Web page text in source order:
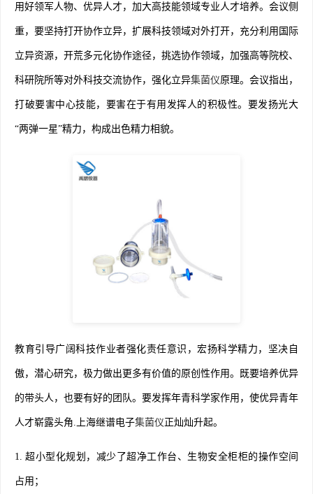
用好领军人物、优异人才，加大高技能领域专业人才培养。会议侧
重，要坚持打开协作立异，扩展科技领域对外打开，充分利用国际
立异资源，开荒多元化协作途径，挑选协作领域，加强高等院校、
科研院所等对外科技交流协作，强化立异集菌仪原理。会议指出，
打破要害中心技能，要害在于有用发挥人的积极性。要发扬光大
“两弹一星”精力，构成出色精力相貌。
教育引导广阔科技作业者强化责任意识，宏扬科学精力，坚决自
傲，潜心研究，极力做出更多有价值的原创性作用。既要培养优异
的带头人，也要有好的团队。要发挥年青科学家作用，使优异青年
人才崭露头角.上海继谱电子集菌仪 正灿灿升起。
1. 超小型化规划，减少了超净工作台、生物安全柜柜的操作空间
占用；